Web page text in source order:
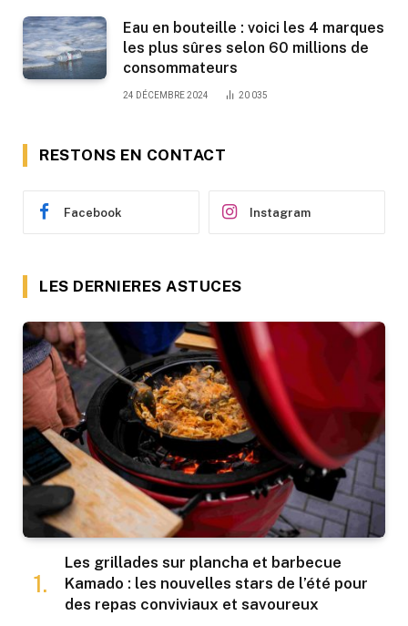
Eau en bouteille : voici les 4 marques
les plus sûres selon 60 millions de
consommateurs
24 DÉCEMBRE 2024 20 035
RESTONS EN CONTACT
Facebook Instagram
LES DERNIERES ASTUCES
Les grillades sur plancha et barbecue
Kamado : les nouvelles stars de l’été pour
des repas conviviaux et savoureux